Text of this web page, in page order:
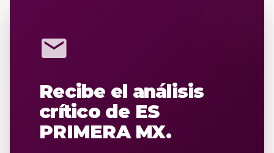
mail
Recibe el análisis
crítico de ES
PRIMERA MX.